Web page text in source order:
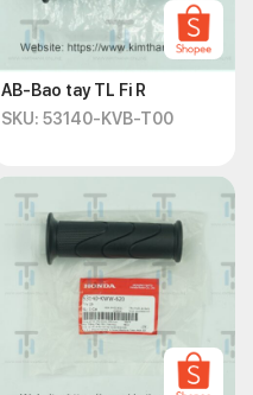
AB-Bao tay TL Fi R
SKU: 53140-KVB-T00